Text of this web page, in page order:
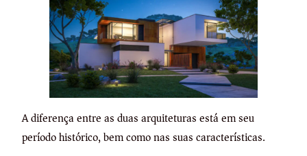
A diferença entre as duas arquiteturas está em seu
período histórico, bem como nas suas características.